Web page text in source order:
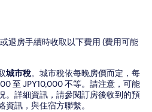
退房手續時收取以下費用 (費用可能
城市稅。城市稅依每晚房價而定，每
至 JPY10,000 不等。請注意，可能
。詳細資訊，請參閱訂房後收到的預
資訊，與住宿方聯繫。